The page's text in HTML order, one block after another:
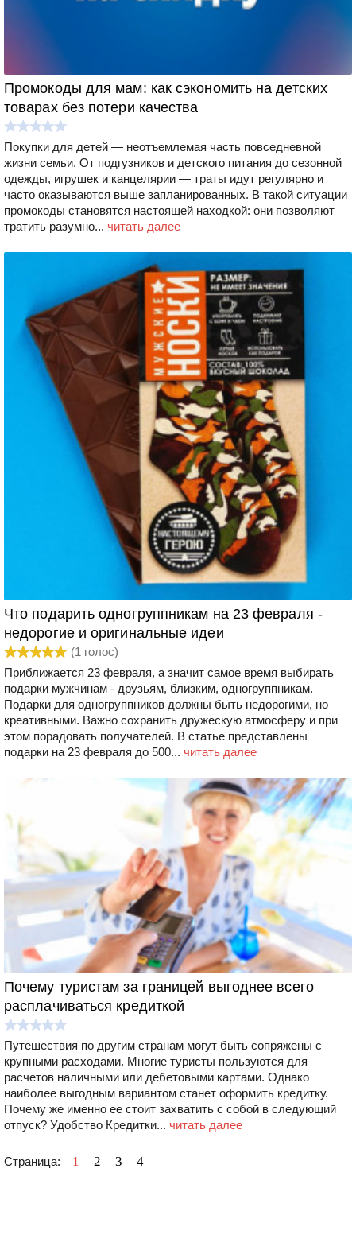
Промокоды для мам: как сэкономить на детских
товарах без потери качества
Покупки для детей — неотъемлемая часть повседневной
жизни семьи. От подгузников и детского питания до сезонной
одежды, игрушек и канцелярии — траты идут регулярно и
часто оказываются выше запланированных. В такой ситуации
промокоды становятся настоящей находкой: они позволяют
тратить разумно... читать далее
Что подарить одногруппникам на 23 февраля -
недорогие и оригинальные идеи
(1 голос)
Приближается 23 февраля, а значит самое время выбирать
подарки мужчинам - друзьям, близким, одногруппникам.
Подарки для одногруппников должны быть недорогими, но
креативными. Важно сохранить дружескую атмосферу и при
этом порадовать получателей. В статье представлены
подарки на 23 февраля до 500... читать далее
Почему туристам за границей выгоднее всего
расплачиваться кредиткой
Путешествия по другим странам могут быть сопряжены с
крупными расходами. Многие туристы пользуются для
расчетов наличными или дебетовыми картами. Однако
наиболее выгодным вариантом станет оформить кредитку.
Почему же именно ее стоит захватить с собой в следующий
отпуск? Удобство Кредитки... читать далее
Страница: 1 2 3 4